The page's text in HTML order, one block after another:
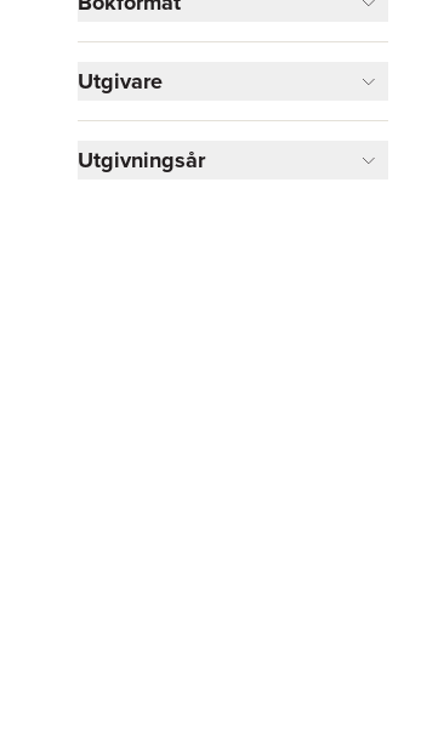
Utgivare
Utgivningsår